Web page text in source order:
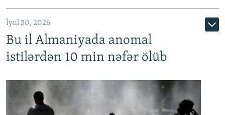
İyul 30, 2026
Bu il Almaniyada anomal
istilərdən 10 min nəfər ölüb